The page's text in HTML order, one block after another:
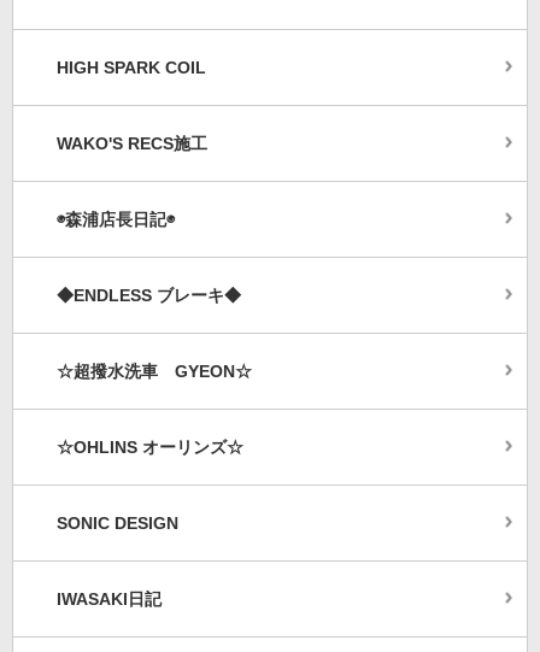
HIGH SPARK COIL
WAKO'S RECS施工
◉森浦店長日記◉
◆ENDLESS ブレーキ◆
☆超撥水洗車 GYEON☆
☆OHLINS オーリンズ☆
SONIC DESIGN
IWASAKI日記